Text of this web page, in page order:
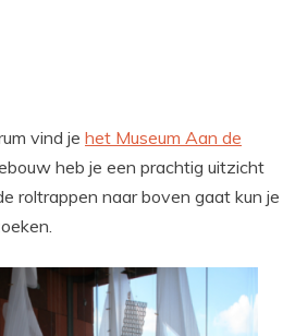
vind je het Museum Aan de
heb je een prachtig uitzicht
roltrappen naar boven gaat kun je